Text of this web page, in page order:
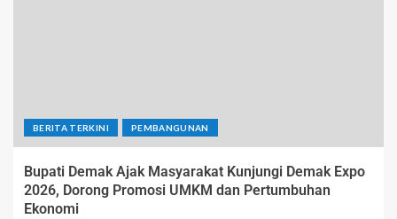
BERITA TERKINI PEMBANGUNAN
Bupati Demak Ajak Masyarakat Kunjungi Demak Expo
2026, Dorong Promosi UMKM dan Pertumbuhan
Ekonomi